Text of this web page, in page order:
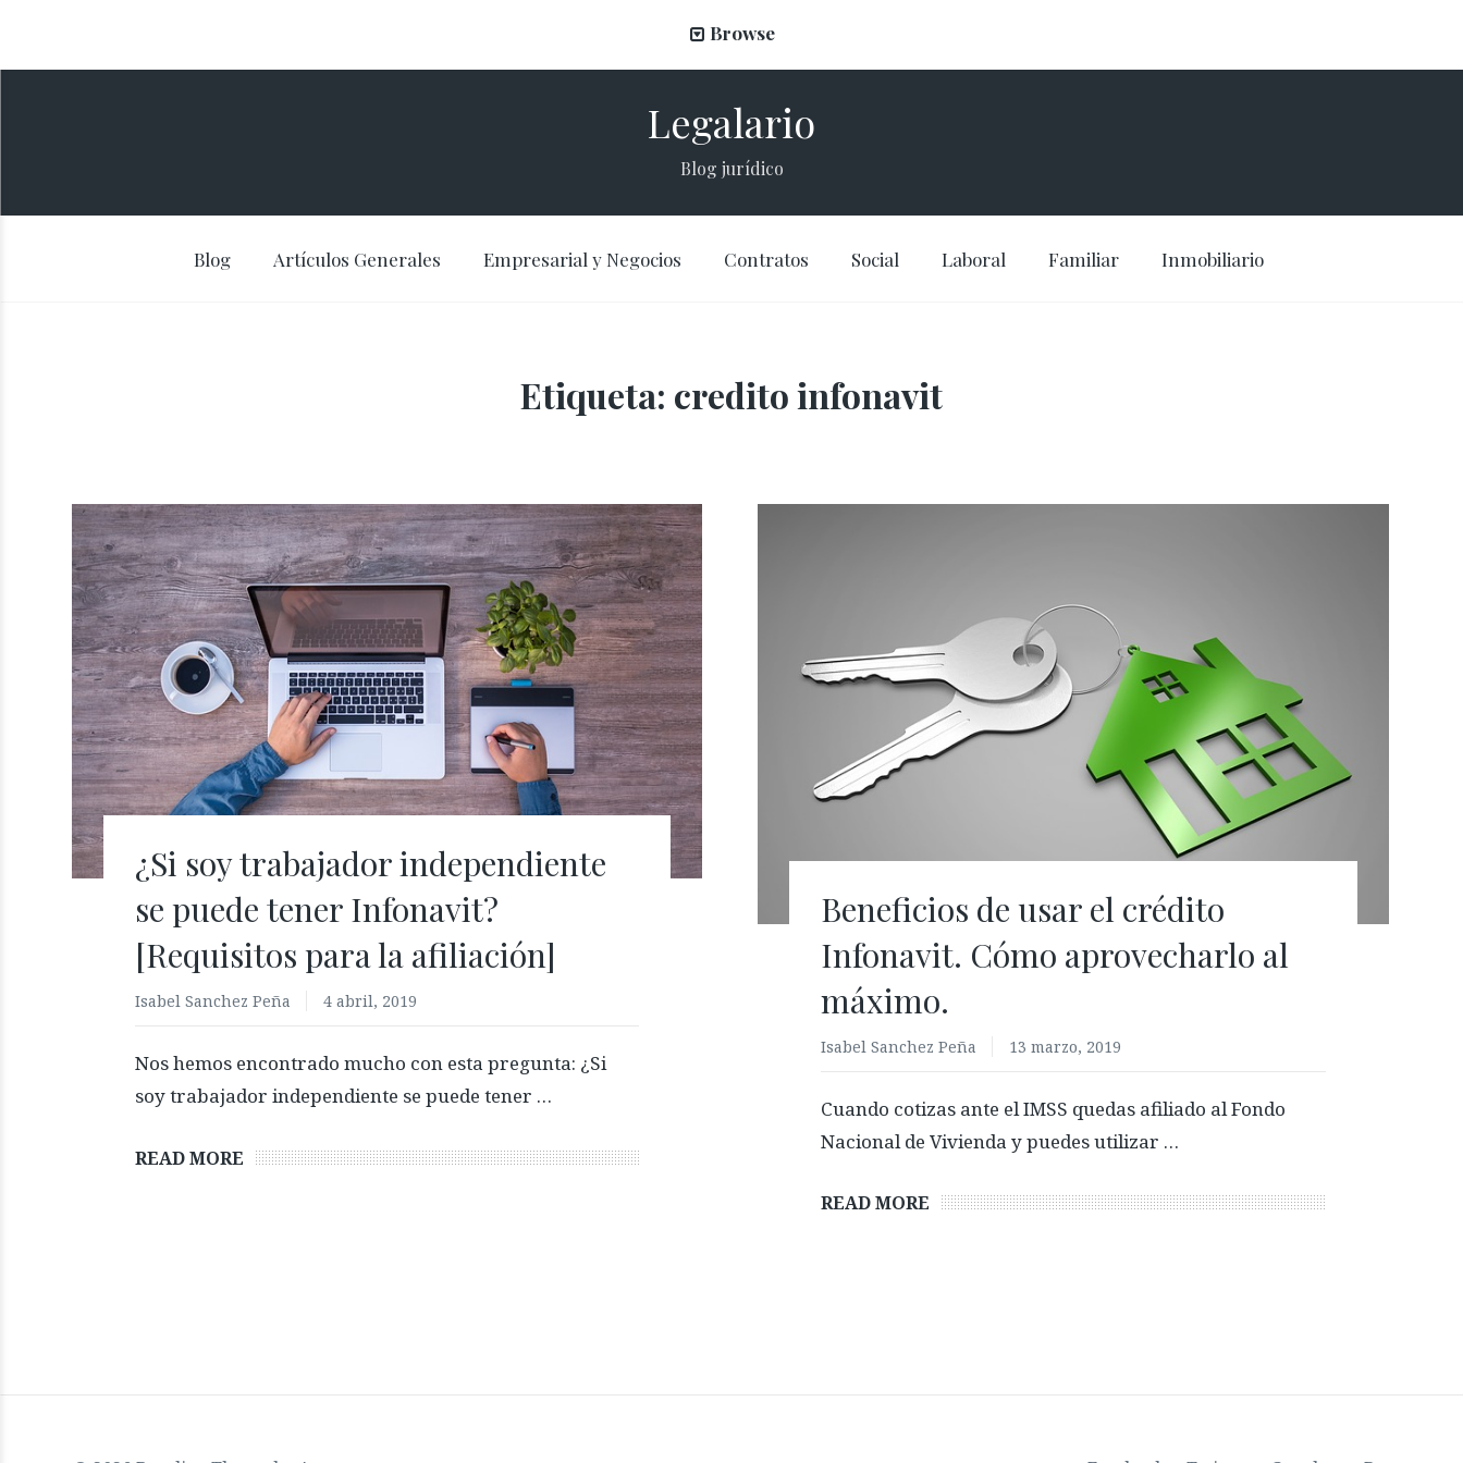
Browse
Legalario
Blog jurídico
Blog Artículos Generales Empresarial y Negocios Contratos Social Laboral Familiar Inmobiliario
Etiqueta: credito infonavit
¿Si soy trabajador independiente
se puede tener Infonavit?
[Requisitos para la afiliación]
Isabel Sanchez Peña 4 abril, 2019
Nos hemos encontrado mucho con esta pregunta: ¿Si
soy trabajador independiente se puede tener …
READ MORE
Beneficios de usar el crédito
Infonavit. Cómo aprovecharlo al
máximo.
Isabel Sanchez Peña 13 marzo, 2019
Cuando cotizas ante el IMSS quedas afiliado al Fondo
Nacional de Vivienda y puedes utilizar …
READ MORE